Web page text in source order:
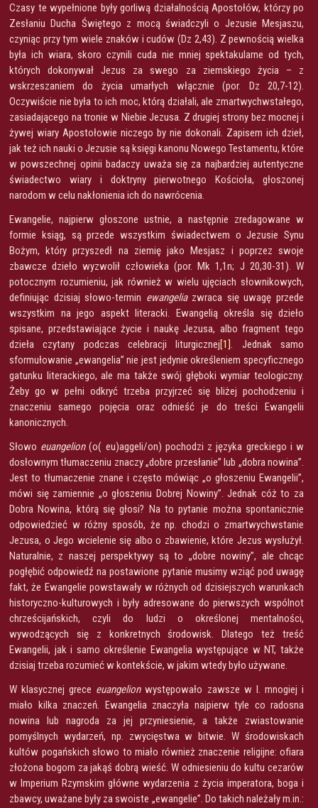
Czasy te wypełnione były gorliwą działalnością Apostołów, którzy po
Zesłaniu Ducha Świętego z mocą świadczyli o Jezusie Mesjaszu,
czyniąc przy tym wiele znaków i cudów (Dz 2,43). Z pewnością wielka
była ich wiara, skoro czynili cuda nie mniej spektakularne od tych,
których dokonywał Jezus za swego za ziemskiego życia – z
wskrzeszaniem do życia umarłych włącznie (por. Dz 20,7-12).
Oczywiście nie była to ich moc, którą działali, ale zmartwychwstałego,
zasiadającego na tronie w Niebie Jezusa. Z drugiej strony bez mocnej i
żywej wiary Apostołowie niczego by nie dokonali. Zapisem ich dzieł,
jak też ich nauki o Jezusie są księgi kanonu Nowego Testamentu, które
w powszechnej opinii badaczy uważa się za najbardziej autentyczne
świadectwo wiary i doktryny pierwotnego Kościoła, głoszonej
narodom w celu nakłonienia ich do nawrócenia.
Ewangelie, najpierw głoszone ustnie, a następnie zredagowane w
formie ksiąg, są przede wszystkim świadectwem o Jezusie Synu
Bożym, który przyszedł na ziemię jako Mesjasz i poprzez swoje
zbawcze dzieło wyzwolił człowieka (por. Mk 1,1n; J 20,30-31). W
potocznym rozumieniu, jak również w wielu ujęciach słownikowych,
definiując dzisiaj słowo-termin ewangeliazwraca się uwagę przede
wszystkim na jego aspekt literacki. Ewangelią określa się dzieło
spisane, przedstawiające życie i naukę Jezusa, albo fragment tego
dzieła czytany podczas celebracji liturgicznej[1]. Jednak samo
sformułowanie „ewangelia” nie jest jedynie określeniem specyficznego
gatunku literackiego, ale ma także swój głęboki wymiar teologiczny.
Żeby go w pełni odkryć trzeba przyjrzeć się bliżej pochodzeniu i
znaczeniu samego pojęcia oraz odnieść je do treści Ewangelii
kanonicznych.
Słowo euangelion(o( eu)aggeli/on) pochodzi z języka greckiego i w
dosłownym tłumaczeniu znaczy „dobre przesłanie” lub „dobra nowina”.
Jest to tłumaczenie znane i często mówiąc „o głoszeniu Ewangelii”,
mówi się zamiennie „o głoszeniu Dobrej Nowiny”. Jednak cóż to za
Dobra Nowina, którą się głosi? Na to pytanie można spontanicznie
odpowiedzieć w różny sposób, że np. chodzi o zmartwychwstanie
Jezusa, o Jego wcielenie się albo o zbawienie, które Jezus wysłużył.
Naturalnie, z naszej perspektywy są to „dobre nowiny”, ale chcąc
pogłębić odpowiedź na postawione pytanie musimy wziąć pod uwagę
fakt, że Ewangelie powstawały w różnych od dzisiejszych warunkach
historyczno-kulturowych i były adresowane do pierwszych wspólnot
chrześcijańskich, czyli do ludzi o określonej mentalności,
wywodzących się z konkretnych środowisk. Dlatego też treść
Ewangelii, jak i samo określenie Ewangelia występujące w NT, także
dzisiaj trzeba rozumieć w kontekście, w jakim wtedy było używane.
W klasycznej grece euangelionwystępowało zawsze w l. mnogiej i
miało kilka znaczeń. Ewangelia znaczyła najpierw tyle co radosna
nowina lub nagroda za jej przyniesienie, a także zwiastowanie
pomyślnych wydarzeń, np. zwycięstwa w bitwie. W środowiskach
kultów pogańskich słowo to miało również znaczenie religijne: ofiara
złożona bogom za jakąś dobrą wieść. W odniesieniu do kultu cezarów
w Imperium Rzymskim główne wydarzenia z życia imperatora, boga i
zbawcy, uważane były za swoiste „ewangelie”. Do takich należały m.in.: